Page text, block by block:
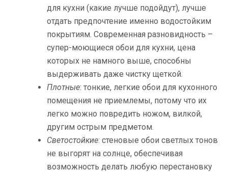
для кухни (какие лучше подойдут), лучше
отдать предпочтение именно водостойким
покрытиям. Современная разновидность –
супер-моющиеся обои для кухни, цена
которых не намного выше, способны
выдерживать даже чистку щеткой.
Плотные: тонкие, легкие обои для кухонного
помещения не приемлемы, потому что их
легко можно повредить ножом, вилкой,
другим острым предметом.
Светостойкие: стеновые обои светлых тонов
не выгорят на солнце, обеспечивая
возможность делать любую перестановку